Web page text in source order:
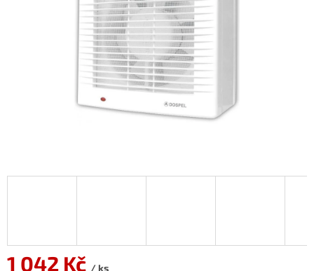
1 042 Kč / ks